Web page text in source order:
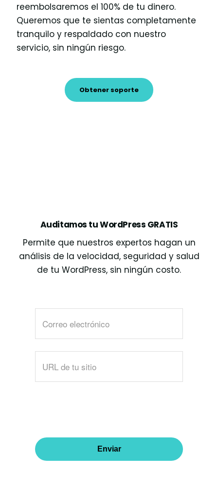
reembolsaremos el 100% de tu dinero.
Queremos que te sientas completamente
tranquilo y respaldado con nuestro
servicio, sin ningún riesgo.
Obtener soporte
Auditamos tu WordPress GRATIS
Permite que nuestros expertos hagan un
análisis de la velocidad, seguridad y salud
de tu WordPress, sin ningún costo.